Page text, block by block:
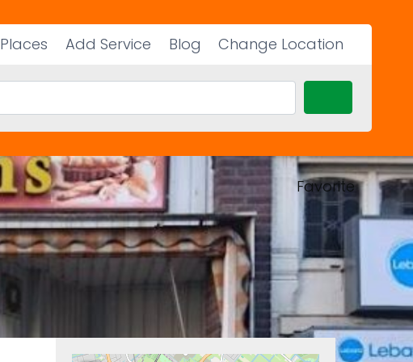
Places Add Service Blog Change Location
Favorite